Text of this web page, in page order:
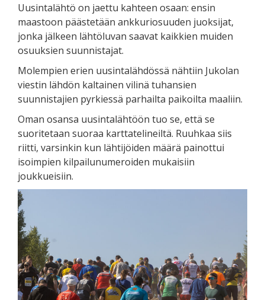
Uusintalähtö on jaettu kahteen osaan: ensin
maastoon päästetään ankkuriosuuden juoksijat,
jonka jälkeen lähtöluvan saavat kaikkien muiden
osuuksien suunnistajat.
Molempien erien uusintalähdössä nähtiin Jukolan
viestin lähdön kaltainen vilinä tuhansien
suunnistajien pyrkiessä parhailta paikoilta maaliin.
Oman osansa uusintalähtöön tuo se, että se
suoritetaan suoraa karttatelineiltä. Ruuhkaa siis
riitti, varsinkin kun lähtijöiden määrä painottui
isoimpien kilpailunumeroiden mukaisiin
joukkueisiin.